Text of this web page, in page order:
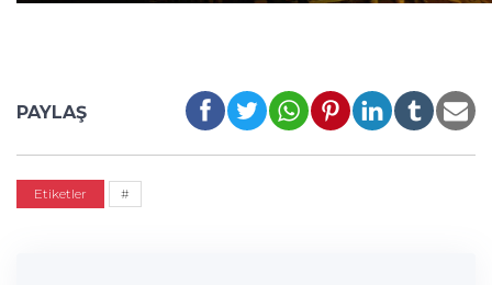
PAYLAŞ
Etiketler #